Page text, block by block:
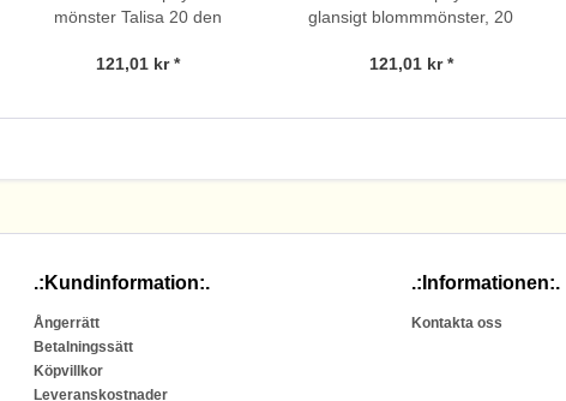
mönster Talisa 20 den
121,01 kr *
glansigt blommmönster, 20
121,01 kr *
.:Kundinformation:.
Ångerrätt
Betalningssätt
Köpvillkor
Leveranskostnader
.:Informationen:.
Kontakta oss